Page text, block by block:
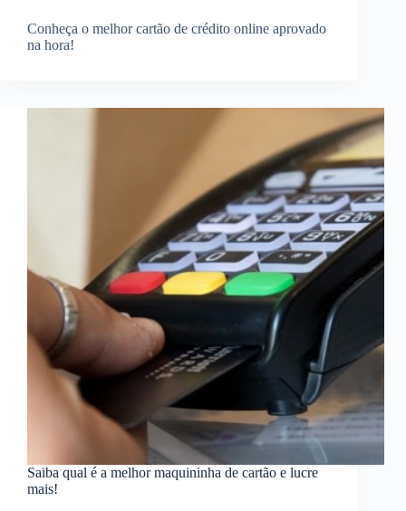
Conheça o melhor cartão de crédito online aprovado
na hora!
Saiba qual é a melhor maquininha de cartão e lucre
mais!